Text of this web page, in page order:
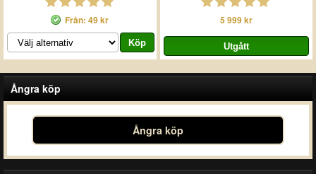
Från: 49 kr 5 999 kr
Ångra köp
Ångra köp